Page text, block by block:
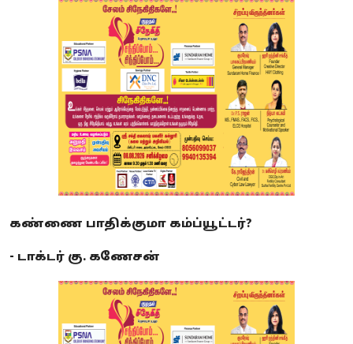
கண்ணை பாதிக்குமா கம்ப்யூட்டர்?
- டாக்டர் கு. கணேசன்